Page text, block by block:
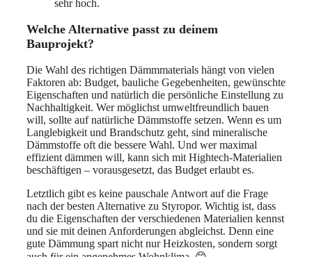
sehr hoch.
Welche Alternative passt zu deinem
Bauprojekt?
Die Wahl des richtigen Dämmmaterials hängt von vielen
Faktoren ab: Budget, bauliche Gegebenheiten, gewünschte
Eigenschaften und natürlich die persönliche Einstellung zu
Nachhaltigkeit. Wer möglichst umweltfreundlich bauen
will, sollte auf natürliche Dämmstoffe setzen. Wenn es um
Langlebigkeit und Brandschutz geht, sind mineralische
Dämmstoffe oft die bessere Wahl. Und wer maximal
effizient dämmen will, kann sich mit Hightech-Materialien
beschäftigen – vorausgesetzt, das Budget erlaubt es.
Letztlich gibt es keine pauschale Antwort auf die Frage
nach der besten Alternative zu Styropor. Wichtig ist, dass
du die Eigenschaften der verschiedenen Materialien kennst
und sie mit deinen Anforderungen abgleichst. Denn eine
gute Dämmung spart nicht nur Heizkosten, sondern sorgt